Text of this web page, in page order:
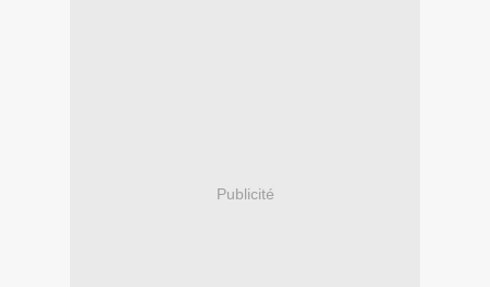
Publicité